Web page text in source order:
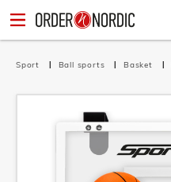
Sport Ball sports Basket